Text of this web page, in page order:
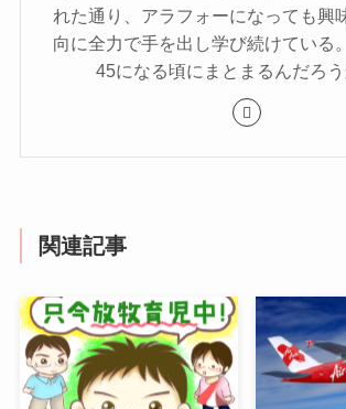
れた通り、アラフォーになっても興
向に全力で手を出し学び続けている
45になる頃にまとまるんだろう
関連記事